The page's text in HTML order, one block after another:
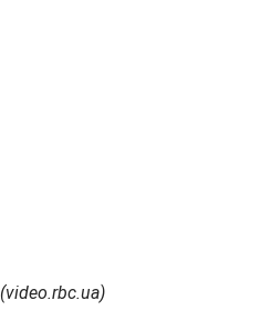
(video.rbc.ua)